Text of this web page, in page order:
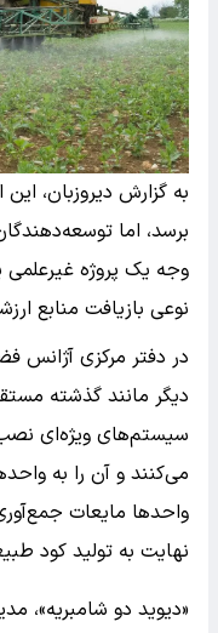
به گزارش دیروزبان،
برسد، اما
وجه یک پروژه
نوعی بازیافت منابع
در دفتر مرکزی آژانس
دیگر مانند گذشته
سیستم‌های ویژه‌ای نصب
می‌کنند و آن را به
واحدها مایعات
نهایت به تولید کود
«دیوید دو شامبریه»،